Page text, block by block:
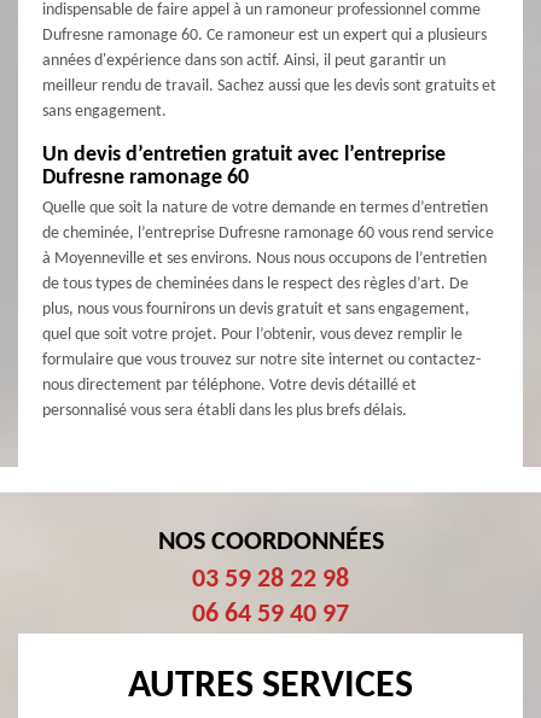
indispensable de faire appel à un ramoneur professionnel comme
Dufresne ramonage 60. Ce ramoneur est un expert qui a plusieurs
années d'expérience dans son actif. Ainsi, il peut garantir un
meilleur rendu de travail. Sachez aussi que les devis sont gratuits et
sans engagement.
Un devis d’entretien gratuit avec l’entreprise
Dufresne ramonage 60
Quelle que soit la nature de votre demande en termes d’entretien
de cheminée, l’entreprise Dufresne ramonage 60 vous rend service
à Moyenneville et ses environs. Nous nous occupons de l’entretien
de tous types de cheminées dans le respect des règles d’art. De
plus, nous vous fournirons un devis gratuit et sans engagement,
quel que soit votre projet. Pour l’obtenir, vous devez remplir le
formulaire que vous trouvez sur notre site internet ou contactez-
nous directement par téléphone. Votre devis détaillé et
personnalisé vous sera établi dans les plus brefs délais.
NOS COORDONNÉES
03 59 28 22 98
06 64 59 40 97
AUTRES SERVICES